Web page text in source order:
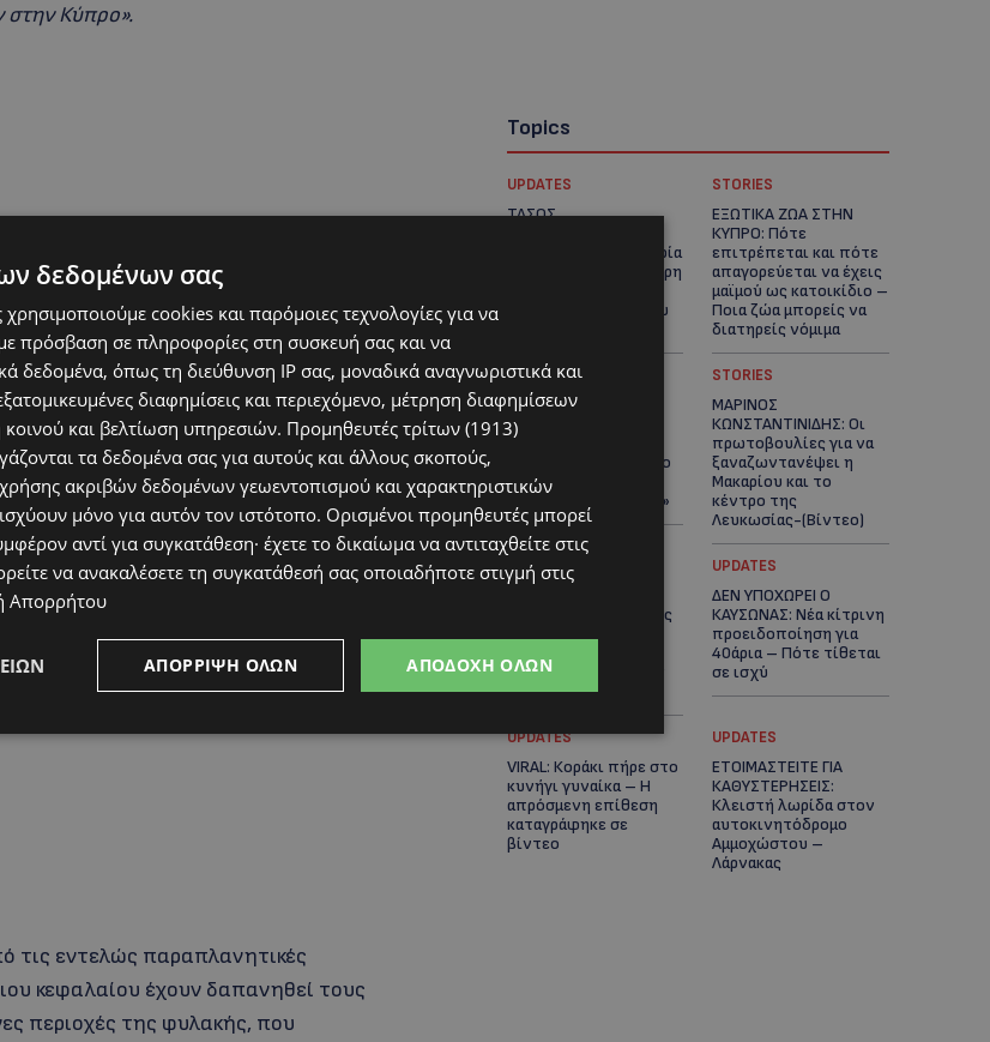
Κύπρο».
των κρατουμένων δεν
ενώ αποκαλύπτουν ότι η
Κανονισμούς Φυλακών. Παράλληλα,
κορωνοϊο επισημαίνοντας ότι δεν
αριθμό» λουτρών ή
μόνο έναν νιπτήρα, τρία
που ξεκίνησαν τον
τις εντελώς παραπλανητικές
κεφαλαίου έχουν δαπανηθεί τους
περιοχές της φυλακής, που
Topics
UPDATES
ΤΑΣΟΣ
συγκλονιστική ιστορία
του 12χρονου Δημήτρη
12.500 ευρώ που του
STORIES
ΕΞΩΤΙΚΑ ΖΩΑ ΣΤΗΝ
ΚΥΠΡΟ: Πότε
επιτρέπεται και πότε
απαγορεύεται να έχεις
μαϊμού ως κατοικίδιο –
Ποια ζώα μπορείς να
διατηρείς νόμιμα
UPDATES
ΧΩΡΙΣ ΣΩΣΣΙΒΙΟ Η
ΘΑΛΑΣΣΙΑ ΣΥΝΔΕΣΗ
ΚΥΠΡΟΥ-ΕΛΛΑΔΑΣ:
«Χωρίς επιδότηση το
πλοίο δεν θα
ξανασηκώσει άγκυρα»
STORIES
ΜΑΡΙΝΟΣ
ΚΩΝΣΤΑΝΤΙΝΙΔΗΣ: Οι
πρωτοβουλίες για να
ξαναζωντανέψει η
Μακαρίου και το
κέντρο της
Λευκωσίας-(Βίντεο)
UPDATES
ΛΕΥΚΩΣΙΑ: Χειροπέδες
να παραπλάνησε την
Αστυνομία
UPDATES
ΔΕΝ ΥΠΟΧΩΡΕΙ Ο
ΚΑΥΣΩΝΑΣ: Νέα κίτρινη
προειδοποίηση για
40άρια – Πότε τίθεται
σε ισχύ
UPDATES
VIRAL: Κοράκι πήρε στο
κυνήγι γυναίκα – Η
απρόσμενη επίθεση
καταγράφηκε σε
βίντεο
UPDATES
ΕΤΟΙΜΑΣΤΕΙΤΕ ΓΙΑ
ΚΑΘΥΣΤΕΡΗΣΕΙΣ:
Κλειστή λωρίδα στον
αυτοκινητόδρομο
Αμμοχώστου –
Λάρνακας
δεδομένων σας
χρησιμοποιούμε cookies και παρόμοιες τεχνολογίες για να
πρόσβαση σε πληροφορίες στη συσκευή σας και να
δεδομένα, όπως τη διεύθυνση IP σας, μοναδικά αναγνωριστικά και
διαφημίσεις και περιεχόμενο, μέτρηση διαφημίσεων
και βελτίωση υπηρεσιών. Προμηθευτές τρίτων (1913)
τα δεδομένα σας για αυτούς και άλλους σκοπούς,
ακριβών δεδομένων γεωεντοπισμού και χαρακτηριστικών
μόνο για αυτόν τον ιστότοπο. Ορισμένοι προμηθευτές μπορεί
αντί για συγκατάθεση· έχετε το δικαίωμα να αντιταχθείτε στις
να ανακαλέσετε τη συγκατάθεσή σας οποιαδήποτε στιγμή στις
Απορρήτου
ΑΠΟΔΟΧΉ ΌΛΩΝ
ΑΠΌΡΡΙΨΗ ΌΛΩΝ